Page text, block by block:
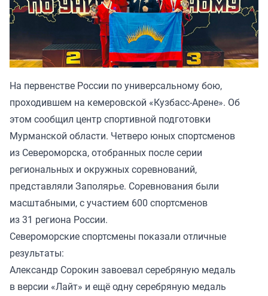
На первенстве России по универсальному бою,
проходившем на кемеровской «Кузбасс-Арене». Об
этом сообщил центр спортивной подготовки
Мурманской области. Четверо юных спортсменов
из Североморска, отобранных после серии
региональных и окружных соревнований,
представляли Заполярье. Соревнования были
масштабными, с участием 600 спортсменов
из 31 региона России.
Североморские спортсмены показали отличные
результаты:
Александр Сорокин завоевал серебряную медаль
в версии «Лайт» и ещё одну серебряную медаль